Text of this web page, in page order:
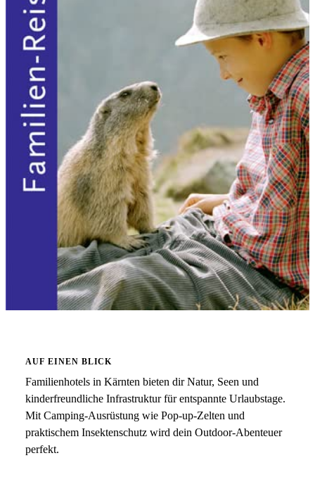
AUF EINEN BLICK
Familienhotels in Kärnten bieten dir Natur, Seen und
kinderfreundliche Infrastruktur für entspannte Urlaubstage.
Mit Camping-Ausrüstung wie Pop-up-Zelten und
praktischem Insektenschutz wird dein Outdoor-Abenteuer
perfekt.